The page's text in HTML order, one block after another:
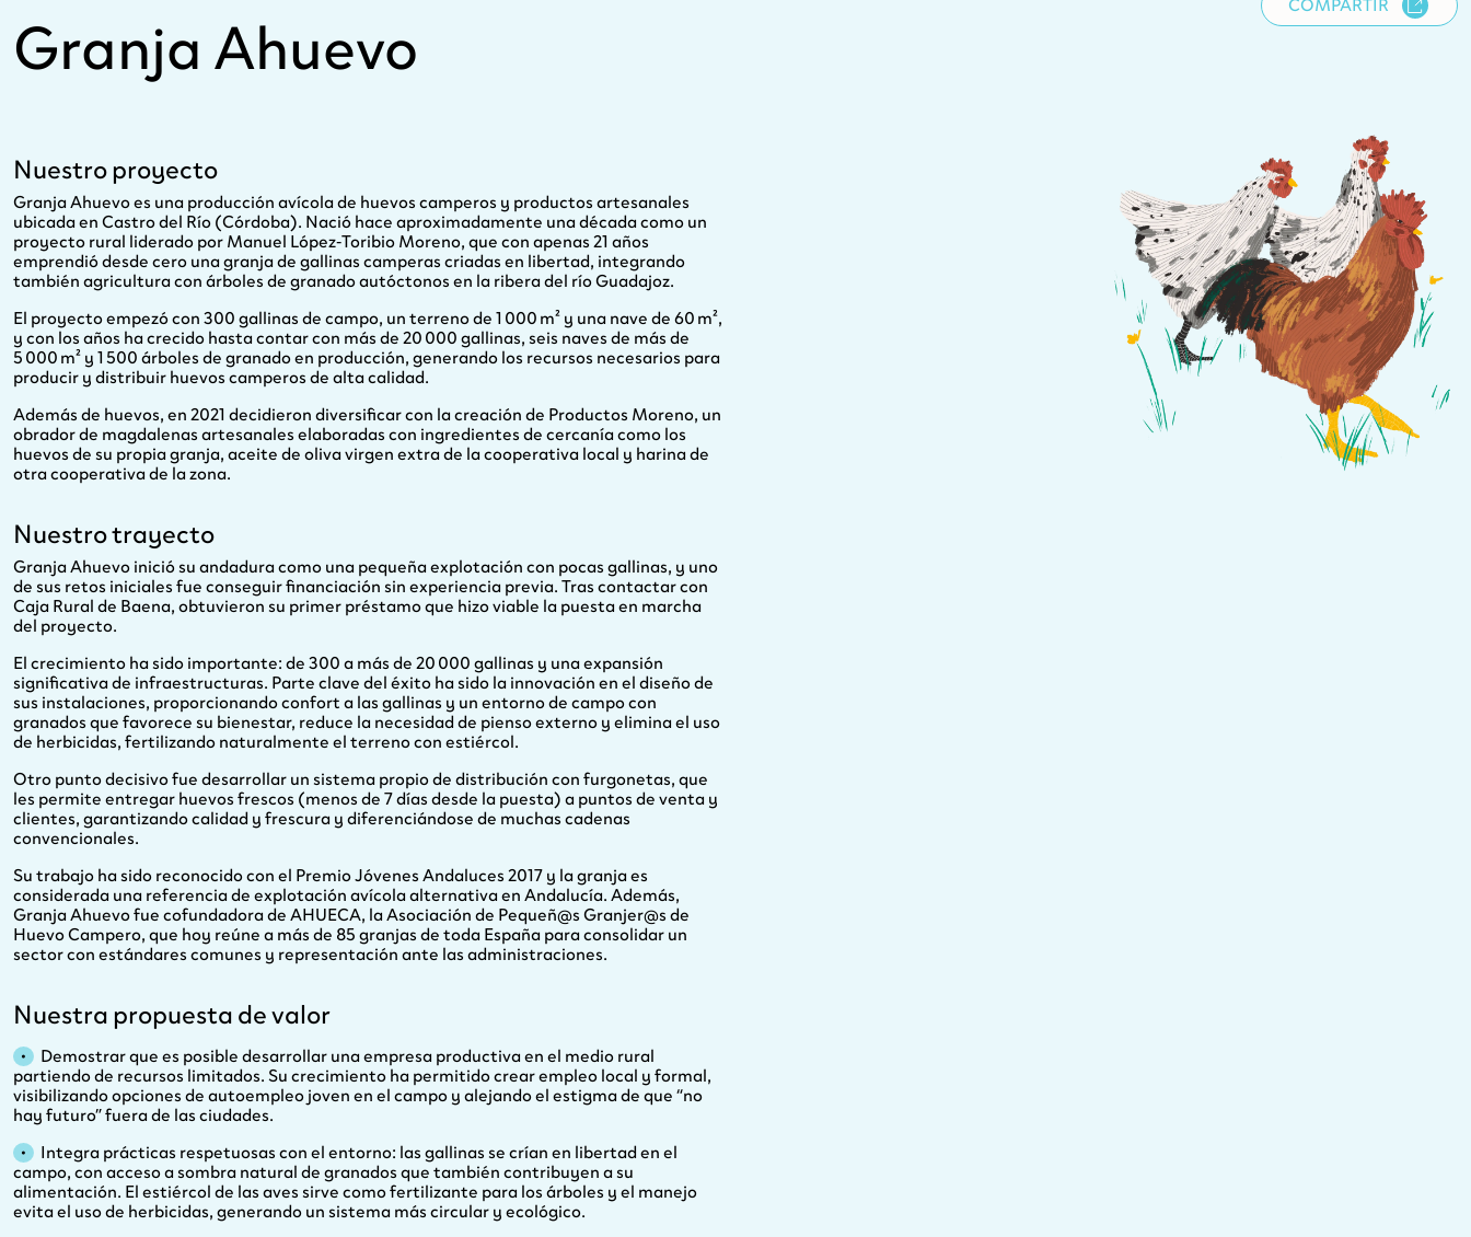
Granja Ahuevo
COMPARTIR
Nuestro proyecto
Granja Ahuevo es una producción avícola de huevos camperos y productos artesanales
ubicada en Castro del Río (Córdoba). Nació hace aproximadamente una década como un
proyecto rural liderado por Manuel López‑Toribio Moreno, que con apenas 21 años
emprendió desde cero una granja de gallinas camperas criadas en libertad, integrando
también agricultura con árboles de granado autóctonos en la ribera del río Guadajoz.
El proyecto empezó con 300 gallinas de campo, un terreno de 1 000 m² y una nave de 60 m²,
y con los años ha crecido hasta contar con más de 20 000 gallinas, seis naves de más de
5 000 m² y 1 500 árboles de granado en producción, generando los recursos necesarios para
producir y distribuir huevos camperos de alta calidad.
Además de huevos, en 2021 decidieron diversificar con la creación de Productos Moreno, un
obrador de magdalenas artesanales elaboradas con ingredientes de cercanía como los
huevos de su propia granja, aceite de oliva virgen extra de la cooperativa local y harina de
otra cooperativa de la zona.
Nuestro trayecto
Granja Ahuevo inició su andadura como una pequeña explotación con pocas gallinas, y uno
de sus retos iniciales fue conseguir financiación sin experiencia previa. Tras contactar con
Caja Rural de Baena, obtuvieron su primer préstamo que hizo viable la puesta en marcha
del proyecto.
El crecimiento ha sido importante: de 300 a más de 20 000 gallinas y una expansión
significativa de infraestructuras. Parte clave del éxito ha sido la innovación en el diseño de
sus instalaciones, proporcionando confort a las gallinas y un entorno de campo con
granados que favorece su bienestar, reduce la necesidad de pienso externo y elimina el uso
de herbicidas, fertilizando naturalmente el terreno con estiércol.
Otro punto decisivo fue desarrollar un sistema propio de distribución con furgonetas, que
les permite entregar huevos frescos (menos de 7 días desde la puesta) a puntos de venta y
clientes, garantizando calidad y frescura y diferenciándose de muchas cadenas
convencionales.
Su trabajo ha sido reconocido con el Premio Jóvenes Andaluces 2017 y la granja es
considerada una referencia de explotación avícola alternativa en Andalucía. Además,
Granja Ahuevo fue cofundadora de AHUECA, la Asociación de Pequeñ@s Granjer@s de
Huevo Campero, que hoy reúne a más de 85 granjas de toda España para consolidar un
sector con estándares comunes y representación ante las administraciones.
Nuestra propuesta de valor
Demostrar que es posible desarrollar una empresa productiva en el medio rural
partiendo de recursos limitados. Su crecimiento ha permitido crear empleo local y formal,
visibilizando opciones de autoempleo joven en el campo y alejando el estigma de que “no
hay futuro” fuera de las ciudades.
Integra prácticas respetuosas con el entorno: las gallinas se crían en libertad en el
campo, con acceso a sombra natural de granados que también contribuyen a su
alimentación. El estiércol de las aves sirve como fertilizante para los árboles y el manejo
evita el uso de herbicidas, generando un sistema más circular y ecológico.